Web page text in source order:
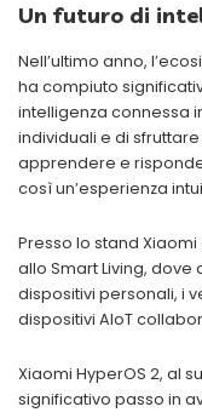
Un futuro di
Nell’ultimo anno,
ha compiuto
intelligenza connessa
individuali e di
apprendere e
così un’esperienza
Presso lo stand
allo Smart Living,
dispositivi personali, i
dispositivi AIoT
Xiaomi HyperOS 2, al
significativo passo in